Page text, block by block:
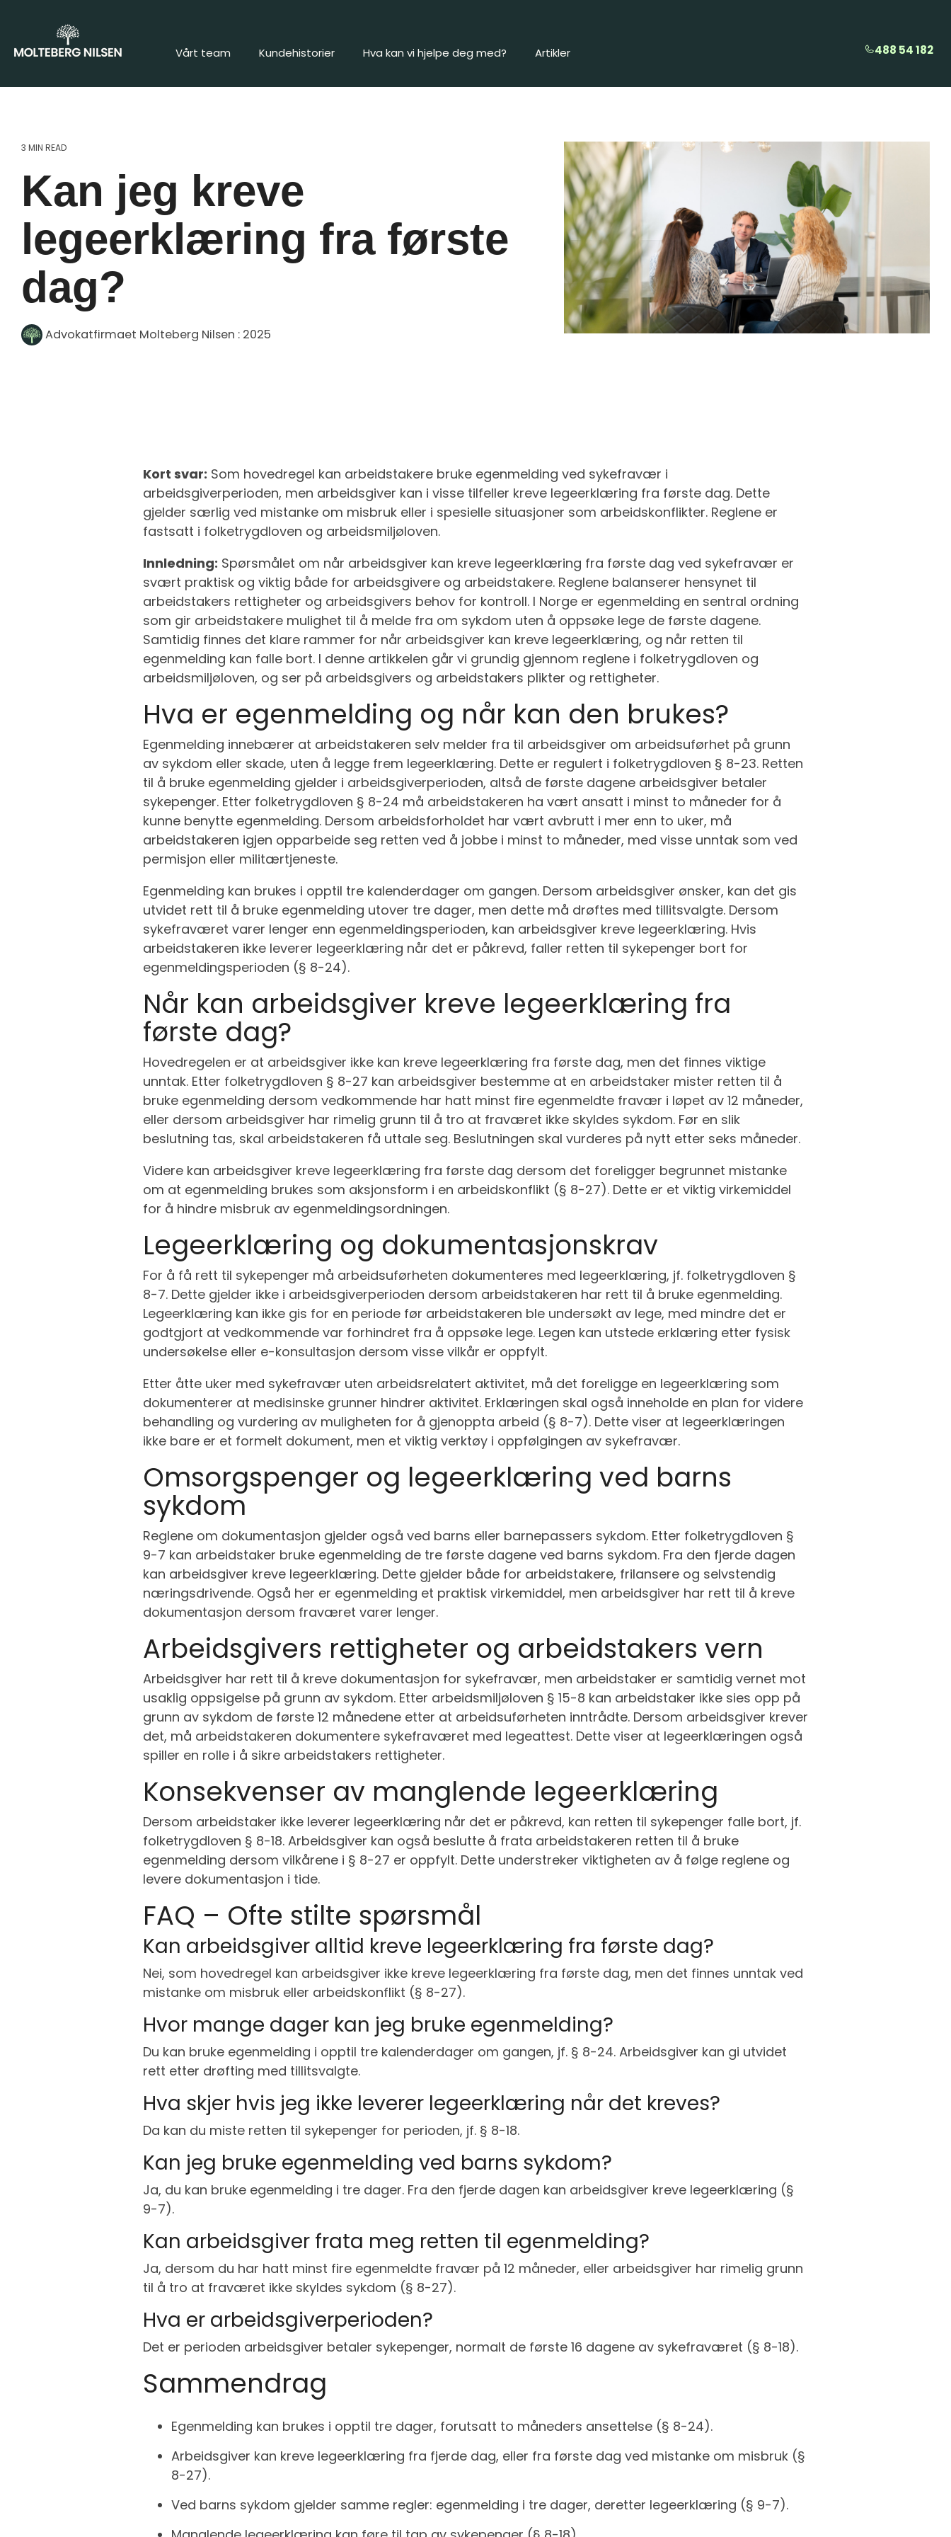
Vårt team Kundehistorier Hva kan vi hjelpe deg med? Artikler 488 54 182
3 MIN READ
Kan jeg kreve
legeerklæring fra første
dag?
Advokatfirmaet Molteberg Nilsen : 2025
Kort svar: Som hovedregel kan arbeidstakere bruke egenmelding ved sykefravær i
arbeidsgiverperioden, men arbeidsgiver kan i visse tilfeller kreve legeerklæring fra første dag. Dette
gjelder særlig ved mistanke om misbruk eller i spesielle situasjoner som arbeidskonflikter. Reglene er
fastsatt i folketrygdloven og arbeidsmiljøloven.
Innledning: Spørsmålet om når arbeidsgiver kan kreve legeerklæring fra første dag ved sykefravær er
svært praktisk og viktig både for arbeidsgivere og arbeidstakere. Reglene balanserer hensynet til
arbeidstakers rettigheter og arbeidsgivers behov for kontroll. I Norge er egenmelding en sentral ordning
som gir arbeidstakere mulighet til å melde fra om sykdom uten å oppsøke lege de første dagene.
Samtidig finnes det klare rammer for når arbeidsgiver kan kreve legeerklæring, og når retten til
egenmelding kan falle bort. I denne artikkelen går vi grundig gjennom reglene i folketrygdloven og
arbeidsmiljøloven, og ser på arbeidsgivers og arbeidstakers plikter og rettigheter.
Hva er egenmelding og når kan den brukes?
Egenmelding innebærer at arbeidstakeren selv melder fra til arbeidsgiver om arbeidsuførhet på grunn
av sykdom eller skade, uten å legge frem legeerklæring. Dette er regulert i folketrygdloven § 8-23. Retten
til å bruke egenmelding gjelder i arbeidsgiverperioden, altså de første dagene arbeidsgiver betaler
sykepenger. Etter folketrygdloven § 8-24 må arbeidstakeren ha vært ansatt i minst to måneder for å
kunne benytte egenmelding. Dersom arbeidsforholdet har vært avbrutt i mer enn to uker, må
arbeidstakeren igjen opparbeide seg retten ved å jobbe i minst to måneder, med visse unntak som ved
permisjon eller militærtjeneste.
Egenmelding kan brukes i opptil tre kalenderdager om gangen. Dersom arbeidsgiver ønsker, kan det gis
utvidet rett til å bruke egenmelding utover tre dager, men dette må drøftes med tillitsvalgte. Dersom
sykefraværet varer lenger enn egenmeldingsperioden, kan arbeidsgiver kreve legeerklæring. Hvis
arbeidstakeren ikke leverer legeerklæring når det er påkrevd, faller retten til sykepenger bort for
egenmeldingsperioden (§ 8-24).
Når kan arbeidsgiver kreve legeerklæring fra
første dag?
Hovedregelen er at arbeidsgiver ikke kan kreve legeerklæring fra første dag, men det finnes viktige
unntak. Etter folketrygdloven § 8-27 kan arbeidsgiver bestemme at en arbeidstaker mister retten til å
bruke egenmelding dersom vedkommende har hatt minst fire egenmeldte fravær i løpet av 12 måneder,
eller dersom arbeidsgiver har rimelig grunn til å tro at fraværet ikke skyldes sykdom. Før en slik
beslutning tas, skal arbeidstakeren få uttale seg. Beslutningen skal vurderes på nytt etter seks måneder.
Videre kan arbeidsgiver kreve legeerklæring fra første dag dersom det foreligger begrunnet mistanke
om at egenmelding brukes som aksjonsform i en arbeidskonflikt (§ 8-27). Dette er et viktig virkemiddel
for å hindre misbruk av egenmeldingsordningen.
Legeerklæring og dokumentasjonskrav
For å få rett til sykepenger må arbeidsuførheten dokumenteres med legeerklæring, jf. folketrygdloven §
8-7. Dette gjelder ikke i arbeidsgiverperioden dersom arbeidstakeren har rett til å bruke egenmelding.
Legeerklæring kan ikke gis for en periode før arbeidstakeren ble undersøkt av lege, med mindre det er
godtgjort at vedkommende var forhindret fra å oppsøke lege. Legen kan utstede erklæring etter fysisk
undersøkelse eller e-konsultasjon dersom visse vilkår er oppfylt.
Etter åtte uker med sykefravær uten arbeidsrelatert aktivitet, må det foreligge en legeerklæring som
dokumenterer at medisinske grunner hindrer aktivitet. Erklæringen skal også inneholde en plan for videre
behandling og vurdering av muligheten for å gjenoppta arbeid (§ 8-7). Dette viser at legeerklæringen
ikke bare er et formelt dokument, men et viktig verktøy i oppfølgingen av sykefravær.
Omsorgspenger og legeerklæring ved barns
sykdom
Reglene om dokumentasjon gjelder også ved barns eller barnepassers sykdom. Etter folketrygdloven §
9-7 kan arbeidstaker bruke egenmelding de tre første dagene ved barns sykdom. Fra den fjerde dagen
kan arbeidsgiver kreve legeerklæring. Dette gjelder både for arbeidstakere, frilansere og selvstendig
næringsdrivende. Også her er egenmelding et praktisk virkemiddel, men arbeidsgiver har rett til å kreve
dokumentasjon dersom fraværet varer lenger.
Arbeidsgivers rettigheter og arbeidstakers vern
Arbeidsgiver har rett til å kreve dokumentasjon for sykefravær, men arbeidstaker er samtidig vernet mot
usaklig oppsigelse på grunn av sykdom. Etter arbeidsmiljøloven § 15-8 kan arbeidstaker ikke sies opp på
grunn av sykdom de første 12 månedene etter at arbeidsuførheten inntrådte. Dersom arbeidsgiver krever
det, må arbeidstakeren dokumentere sykefraværet med legeattest. Dette viser at legeerklæringen også
spiller en rolle i å sikre arbeidstakers rettigheter.
Konsekvenser av manglende legeerklæring
Dersom arbeidstaker ikke leverer legeerklæring når det er påkrevd, kan retten til sykepenger falle bort, jf.
folketrygdloven § 8-18. Arbeidsgiver kan også beslutte å frata arbeidstakeren retten til å bruke
egenmelding dersom vilkårene i § 8-27 er oppfylt. Dette understreker viktigheten av å følge reglene og
levere dokumentasjon i tide.
FAQ – Ofte stilte spørsmål
Kan arbeidsgiver alltid kreve legeerklæring fra første dag?
Nei, som hovedregel kan arbeidsgiver ikke kreve legeerklæring fra første dag, men det finnes unntak ved
mistanke om misbruk eller arbeidskonflikt (§ 8-27).
Hvor mange dager kan jeg bruke egenmelding?
Du kan bruke egenmelding i opptil tre kalenderdager om gangen, jf. § 8-24. Arbeidsgiver kan gi utvidet
rett etter drøfting med tillitsvalgte.
Hva skjer hvis jeg ikke leverer legeerklæring når det kreves?
Da kan du miste retten til sykepenger for perioden, jf. § 8-18.
Kan jeg bruke egenmelding ved barns sykdom?
Ja, du kan bruke egenmelding i tre dager. Fra den fjerde dagen kan arbeidsgiver kreve legeerklæring (§
9-7).
Kan arbeidsgiver frata meg retten til egenmelding?
Ja, dersom du har hatt minst fire egenmeldte fravær på 12 måneder, eller arbeidsgiver har rimelig grunn
til å tro at fraværet ikke skyldes sykdom (§ 8-27).
Hva er arbeidsgiverperioden?
Det er perioden arbeidsgiver betaler sykepenger, normalt de første 16 dagene av sykefraværet (§ 8-18).
Sammendrag
Egenmelding kan brukes i opptil tre dager, forutsatt to måneders ansettelse (§ 8-24).
Arbeidsgiver kan kreve legeerklæring fra fjerde dag, eller fra første dag ved mistanke om misbruk (§
8-27).
Ved barns sykdom gjelder samme regler: egenmelding i tre dager, deretter legeerklæring (§ 9-7).